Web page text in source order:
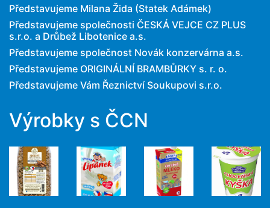
Představujeme Milana Žida (Statek Adámek)
Představujeme společnosti ČESKÁ VEJCE CZ PLUS
s.r.o. a Drůbež Libotenice a.s.
Představujeme společnost Novák konzervárna a.s.
Představujeme ORIGINÁLNÍ BRAMBŮRKY s. r. o.
Představujeme Vám Řeznictví Soukupovi s.r.o.
Výrobky s ČCN